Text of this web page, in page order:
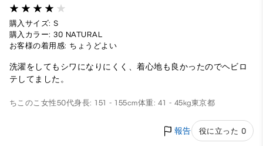
購入サイズ: S
購入カラー: 30 NATURAL
お客様の着用感: ちょうどよい
洗濯をしてもシワになりにくく、着心地も良かったのでヘビロ
テしてました。
ちこのこ 女性50代身長: 151 - 155cm体重: 41 - 45kg東京都
報告 役に立った 0